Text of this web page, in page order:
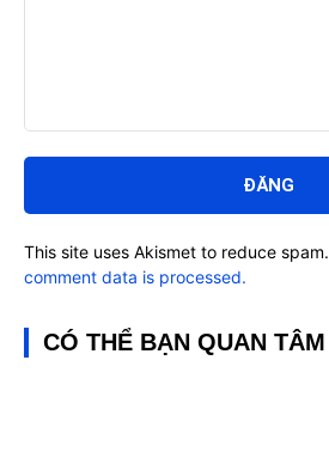
luận:
This site uses Akismet to reduce spam.
comment data is processed.
CÓ THỂ BẠN QUAN TÂM